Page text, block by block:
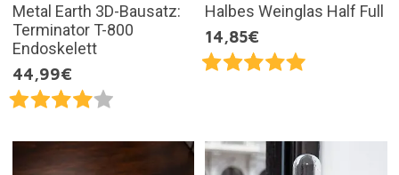
Metal Earth 3D-Bausatz:
Terminator T-800
Endoskelett
44,99€
Halbes Weinglas Half Full
14,85€